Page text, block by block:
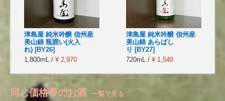
津島屋 純米吟醸 信州産
美山錦 瓶囲い(火入
れ) [BY26]
1,800mL / ¥ 2,970
津島屋 純米吟醸 信州産
美山錦 あらばし
り [BY27]
720mL / ¥ 1,540
同じ価格帯のお酒 一覧で見る